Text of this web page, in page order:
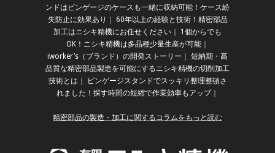
ンドはピンゲージのケースも一緒に収納可能！ケース紛
失防止に効果あり ｜ 60年以上の経験と技術！精密部品
加工はニシキ精機にお任せください ｜ 1個からでも
OK！ニシキ精機は多品種少量生産が可能 ｜
iworker’s（ブランド）の開発ストーリー ｜ 短納期・高
品質な精密部品製造を可能にするニシキ精機の切削加工
技術とは ｜
ピンゲージスタンドでスッキリ整理整頓さ
れました！探す時間の短縮で作業効率もアップ｜
精密部品の製造・加工に関するコラムをもっと読む